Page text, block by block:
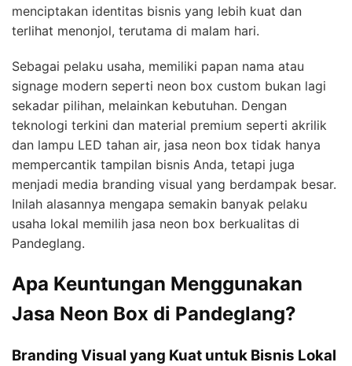
menciptakan identitas bisnis yang lebih kuat dan
terlihat menonjol, terutama di malam hari.
Sebagai pelaku usaha, memiliki papan nama atau
signage modern seperti neon box custom bukan lagi
sekadar pilihan, melainkan kebutuhan. Dengan
teknologi terkini dan material premium seperti akrilik
dan lampu LED tahan air, jasa neon box tidak hanya
mempercantik tampilan bisnis Anda, tetapi juga
menjadi media branding visual yang berdampak besar.
Inilah alasannya mengapa semakin banyak pelaku
usaha lokal memilih jasa neon box berkualitas di
Pandeglang.
Apa Keuntungan Menggunakan
Jasa Neon Box di Pandeglang?
Branding Visual yang Kuat untuk Bisnis Lokal